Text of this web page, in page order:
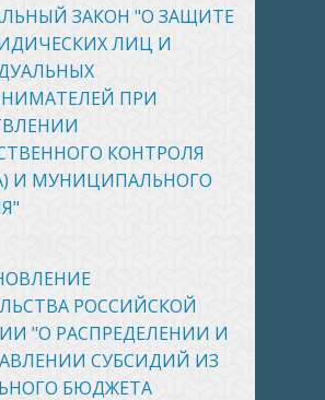
ЗАКОН "О ЗАЩИТЕ
ЛИЦ И
ПРИ
КОНТРОЛЯ
И МУНИЦИПАЛЬНОГО
РОССИЙСКОЙ
"О РАСПРЕДЕЛЕНИИ И
СУБСИДИЙ ИЗ
БЮДЖЕТА